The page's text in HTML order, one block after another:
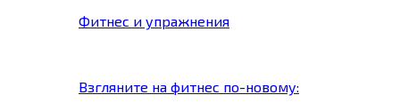
Фитнес и упражнения
Взгляните на фитнес по-новому: